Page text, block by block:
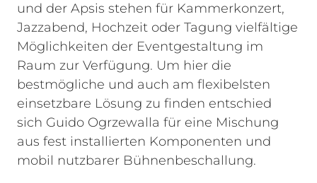
und der Apsis stehen für Kammerkonzert,
Jazzabend, Hochzeit oder Tagung vielfältige
Möglichkeiten der Eventgestaltung im
Raum zur Verfügung. Um hier die
bestmögliche und auch am flexibelsten
einsetzbare Lösung zu finden entschied
sich Guido Ogrzewalla für eine Mischung
aus fest installierten Komponenten und
mobil nutzbarer Bühnenbeschallung.